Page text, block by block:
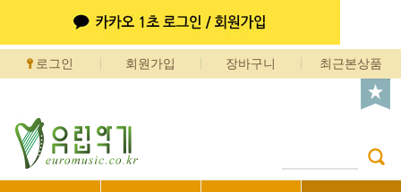
로그인 회원가입 장바구니 최근본상품